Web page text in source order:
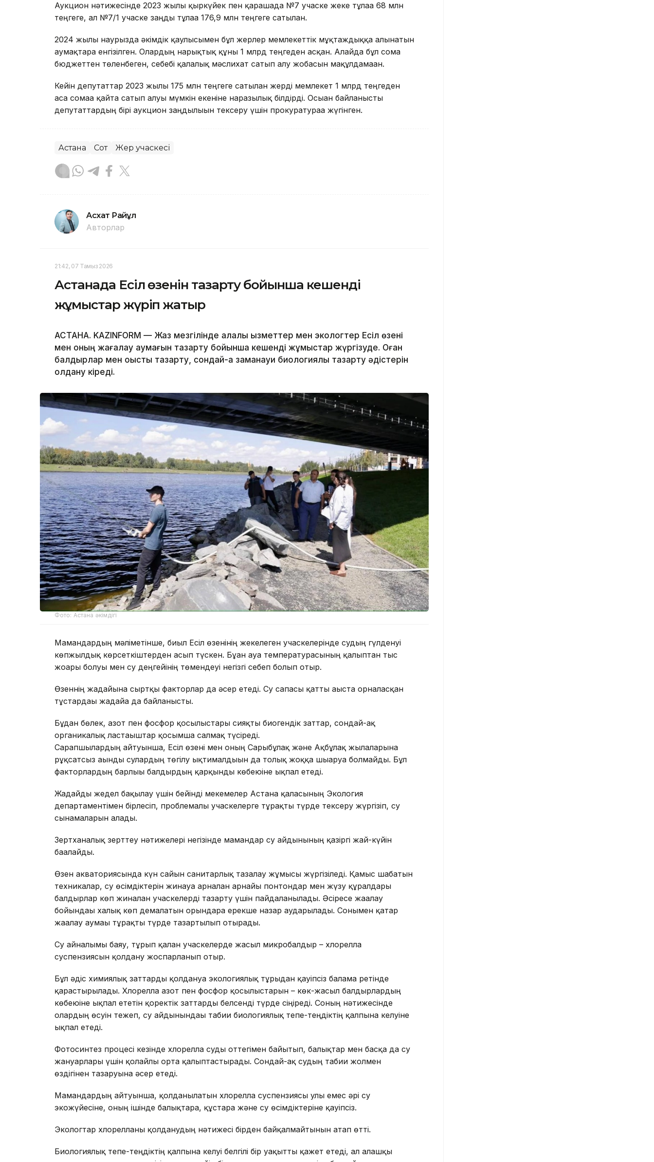
Аукцион нәтижесінде 2023 жылғы қыркүйек пен қарашада №7 учаске жеке тұлғаға 68 млн
теңгеге, ал №7/1 учаске заңды тұлғаға 176,9 млн теңгеге сатылған.
2024 жылғы наурызда әкімдік қаулысымен бұл жерлер мемлекеттік мұқтаждыққа алынатын
аумақтарға енгізілген. Олардың нарықтық құны 1 млрд теңгеден асқан. Алайда бұл сома
бюджеттен төленбеген, себебі қалалық мәслихат сатып алу жобасын мақұлдамаған.
Кейін депутаттар 2023 жылы 175 млн теңгеге сатылған жерді мемлекет 1 млрд теңгеден
аса сомаға қайта сатып алуы мүмкін екеніне наразылық білдірді. Осыған байланысты
депутаттардың бірі аукцион заңдылығын тексеру үшін прокуратураға жүгінген.
Астана Сот Жер учаскесі
Асхат Райқұл
Авторлар
21:42, 07 Тамыз 2026
Астанада Есіл өзенін тазарту бойынша кешенді
жұмыстар жүріп жатыр
АСТАНА. KAZINFORM — Жаз мезгілінде қалалық қызметтер мен экологтер Есіл өзені
мен оның жағалау аумағын тазарту бойынша кешенді жұмыстар жүргізуде. Оған
балдырлар мен қоқысты тазарту, сондай-ақ заманауи биологиялық тазарту әдістерін
қолдану кіреді.
Фото: Астана әкімдігі
Мамандардың мәліметінше, биыл Есіл өзенінің жекелеген учаскелерінде судың гүлденуі
көпжылдық көрсеткіштерден асып түскен. Бұған ауа температурасының қалыптан тыс
жоғары болуы мен су деңгейінің төмендеуі негізгі себеп болып отыр.
Өзеннің жағдайына сыртқы факторлар да әсер етеді. Су сапасы қатты ағыста орналасқан
тұстардағы жағдайға да байланысты.
Бұдан бөлек, азот пен фосфор қосылыстары сияқты биогендік заттар, сондай-ақ
органикалық ластағыштар қосымша салмақ түсіреді.
Сарапшылардың айтуынша, Есіл өзені мен оның Сарыбұлақ және Ақбұлақ жылғаларына
рұқсатсыз ағынды сулардың төгілу ықтималдығын да толық жоққа шығаруға болмайды. Бұл
факторлардың барлығы балдырдың қарқынды көбеюіне ықпал етеді.
Жағдайды жедел бақылау үшін бейінді мекемелер Астана қаласының Экология
департаментімен бірлесіп, проблемалы учаскелерге тұрақты түрде тексеру жүргізіп, су
сынамаларын алады.
Зертханалық зерттеу нәтижелері негізінде мамандар су айдынының қазіргі жай-күйін
бағалайды.
Өзен акваториясында күн сайын санитарлық тазалау жұмысы жүргізіледі. Қамыс шабатын
техникалар, су өсімдіктерін жинауға арналған арнайы понтондар мен жүзу құралдары
балдырлар көп жиналған учаскелерді тазарту үшін пайдаланылады. Әсіресе жағалау
бойындағы халық көп демалатын орындарға ерекше назар аударылады. Сонымен қатар
жағалау аумағы тұрақты түрде тазартылып отырады.
Су айналымы баяу, тұрып қалған учаскелерде жасыл микробалдыр – хлорелла
суспензиясын қолдану жоспарланып отыр.
Бұл әдіс химиялық заттарды қолдануға экологиялық тұрғыдан қауіпсіз балама ретінде
қарастырылады. Хлорелла азот пен фосфор қосылыстарын – көк-жасыл балдырлардың
көбеюіне ықпал ететін қоректік заттарды белсенді түрде сіңіреді. Соның нәтижесінде
олардың өсуін тежеп, су айдынындағы табиғи биологиялық тепе-теңдіктің қалпына келуіне
ықпал етеді.
Фотосинтез процесі кезінде хлорелла суды оттегімен байытып, балықтар мен басқа да су
жануарлары үшін қолайлы орта қалыптастырады. Сондай-ақ судың табиғи жолмен
өздігінен тазаруына әсер етеді.
Мамандардың айтуынша, қолданылатын хлорелла суспензиясы улы емес әрі су
экожүйесіне, оның ішінде балықтарға, құстарға және су өсімдіктеріне қауіпсіз.
Экологтар хлорелланы қолданудың нәтижесі бірден байқалмайтынын атап өтті.
Биологиялық тепе-теңдіктің қалпына келуі белгілі бір уақытты қажет етеді, ал алғашқы